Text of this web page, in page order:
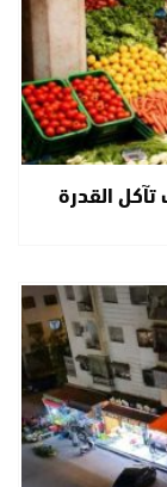
القدرة